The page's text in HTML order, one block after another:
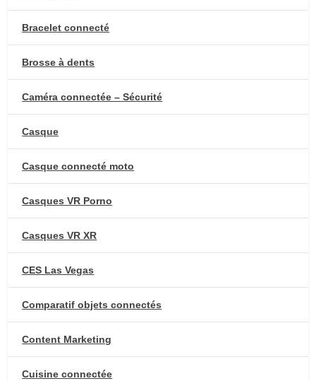
Bracelet connecté
Brosse à dents
Caméra connectée – Sécurité
Casque
Casque connecté moto
Casques VR Porno
Casques VR XR
CES Las Vegas
Comparatif objets connectés
Content Marketing
Cuisine connectée